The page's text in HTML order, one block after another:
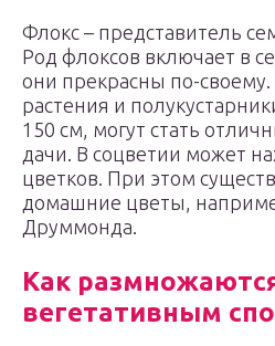
Флокс – представитель
Род флоксов включает в
они прекрасны по-
растения и
150 см, могут стать
дачи. В соцветии может
цветков. При этом
домашние цветы,
Друммонда.
Как
вегетативным